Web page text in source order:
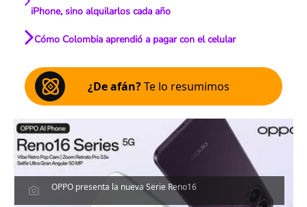
iPhone, sino alquilarlos cada año
Cómo Colombia aprendió a pagar con el celular
¿De afán?Te lo resumimos
OPPO presenta la nueva Serie Reno16